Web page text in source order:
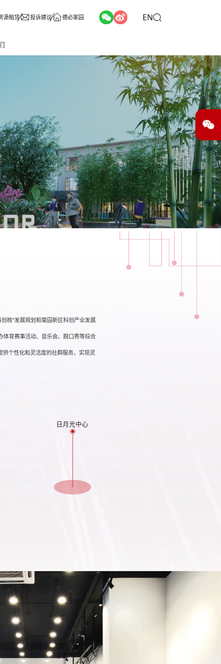
源租赁 投诉建议 德必家园 EN
核”发展规划和菊园新区科创产业发展
体育赛事活动、音乐会、脱口秀等综合
个性化和灵活度的社群服务，实现灵
日月光中心